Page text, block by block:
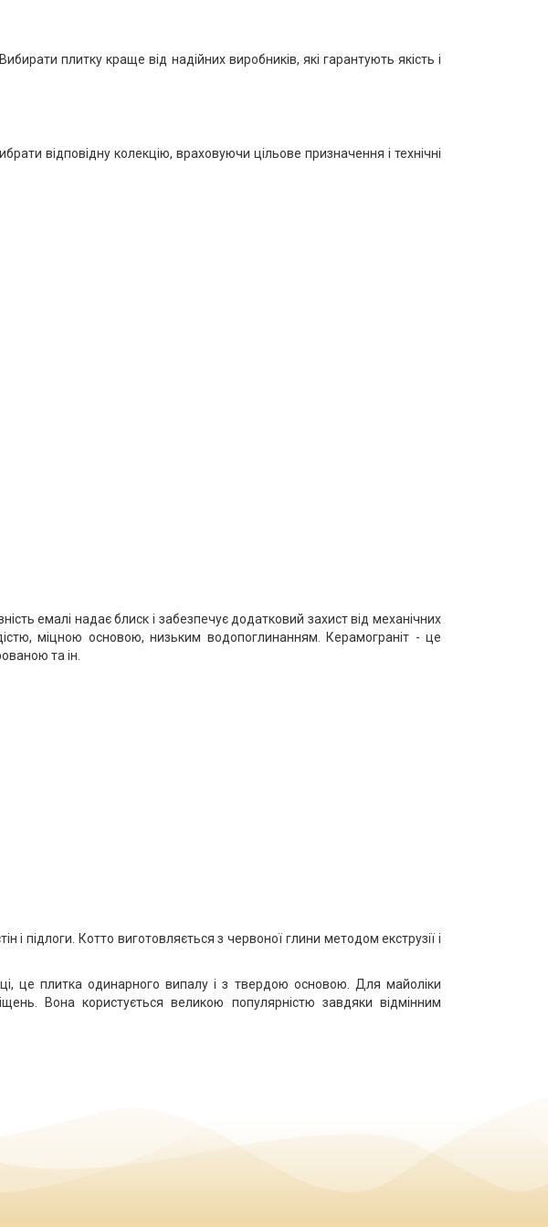
плитку краще від надійних виробників, які гарантують якість і
відповідну колекцію, враховуючи цільове призначення і технічні
емалі надає блиск і забезпечує додатковий захист від механічних
міцною основою, низьким водопоглинанням. Керамограніт - це
та ін.
підлоги. Котто виготовляється з червоної глини методом екструзії і
це плитка одинарного випалу і з твердою основою. Для майоліки
Вона користується великою популярністю завдяки відмінним